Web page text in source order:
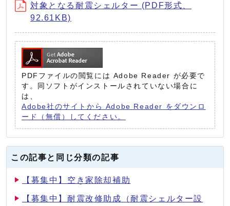
対象となる耐震シェルター (PDF形式、
92.61KB)
PDFファイルの閲覧には Adobe Reader が必要で
す。同ソフトがインストールされていない場合に
は、
Adobe社のサイトから Adobe Reader をダウンロ
ード（無償）してください。
この記事と同じ分類の記事
【募集中】空き家除却補助
【募集中】耐震改修助成（耐震シェルター設